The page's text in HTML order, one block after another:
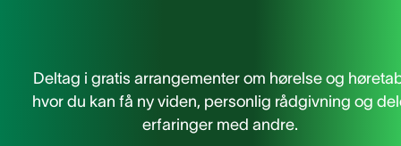
Deltag i gratis arrangementer om hørelse og
hvor du kan få ny viden, personlig rådgivning og
erfaringer med andre.